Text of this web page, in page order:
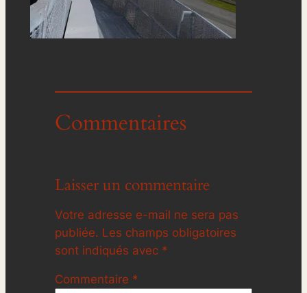
Commentaires
Laisser un commentaire
Votre adresse e-mail ne sera pas
publiée. Les champs obligatoires
sont indiqués avec *
Commentaire *